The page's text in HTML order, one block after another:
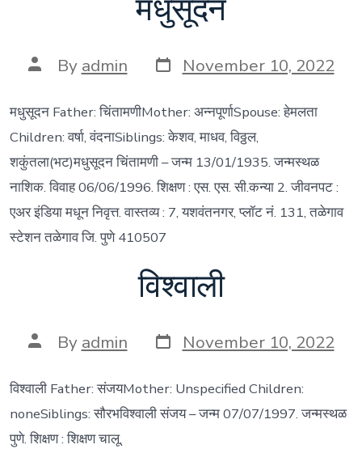
मधुसूदन
Post
author
By admin Post
date
November 10, 2022
मधुसूदन Father: चिंतामणीMother: अन्नपूर्णाSpouse: हेमलता
Children: वर्षा, वंदनाSiblings: केशव, माधव, विठ्ठल,
शकुंतला(भट)मधुसूदन चिंतामणी – जन्म 13/01/1935. जन्मस्थळ
नाशिक. विवाह 06/06/1996. शिक्षण : एस. एस. सी.कन्या 2. जीवनपट :
एअर इंडिया मधून निवृत्त. वास्तव्य : 7, यशवंतनगर, प्लॉट नं. 131, तळेगाव
स्टेशन तळेगाव जि. पुणे 410507
विश्वाली
Post
author
By admin Post
date
November 10, 2022
विश्वाली Father: संजयMother: Unspecified Children:
noneSiblings: सौरभविश्वाली संजय – जन्म 07/07/1997. जन्मस्थळ
पुणे. शिक्षण : शिक्षण चालू.